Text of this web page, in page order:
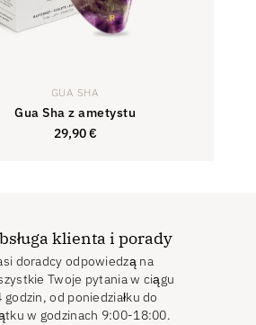
GUA SHA
Gua Sha z ametystu
29,90€
klienta i porady
doradcy odpowiedzą na
Twoje pytania w ciągu
godzin, od poniedziałku do
w godzinach 9:00-18:00.